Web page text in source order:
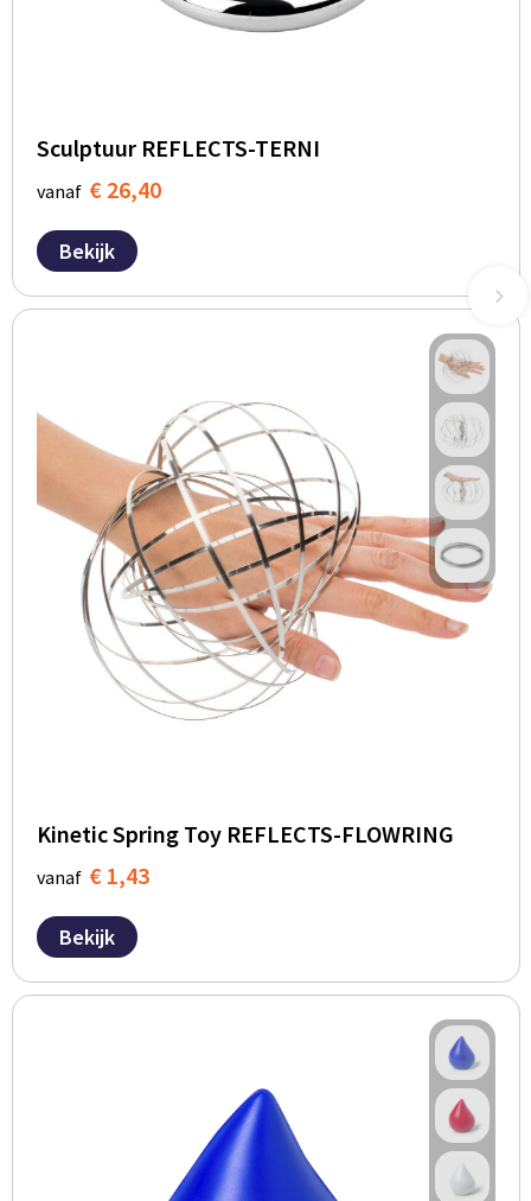
Sculptuur REFLECTS-TERNI
vanaf € 26,40
Bekijk
Kinetic Spring Toy REFLECTS-FLOWRING
vanaf € 1,43
Bekijk